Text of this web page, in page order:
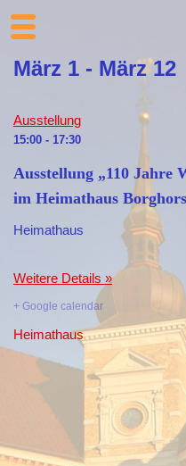
Inhalt
März 1 - März 12
Ausstellung
15:00 - 17:30
Ausstellung „110 Jahre
im Heimathaus
Heimathaus
Weitere Details »
+ Google calendar
Heimathaus